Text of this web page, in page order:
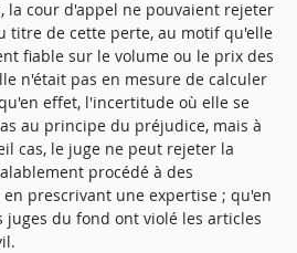
la cour d'appel ne pouvaient rejeter
titre de cette perte, au motif qu'elle
fiable sur le volume ou le prix des
n'était pas en mesure de calculer
effet, l'incertitude où elle se
au principe du préjudice, mais à
cas, le juge ne peut rejeter la
procédé à des
prescrivant une expertise ; qu'en
du fond ont violé les articles